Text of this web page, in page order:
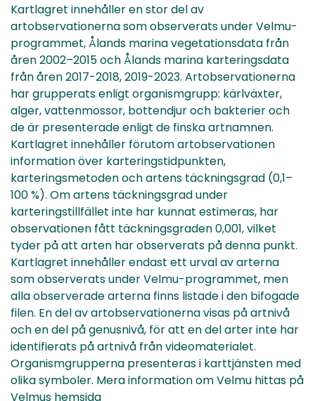
Kartlagret innehåller en stor del av
artobservationerna som observerats under Velmu-
programmet, Ålands marina vegetationsdata från
åren 2002–2015 och Ålands marina karteringsdata
från åren 2017-2018, 2019-2023. Artobservationerna
har grupperats enligt organismgrupp: kärlväxter,
alger, vattenmossor, bottendjur och bakterier och
de är presenterade enligt de finska artnamnen.
Kartlagret innehåller förutom artobservationen
information över karteringstidpunkten,
karteringsmetoden och artens täckningsgrad (0,1–
100 %). Om artens täckningsgrad under
karteringstillfället inte har kunnat estimeras, har
observationen fått täckningsgraden 0,001, vilket
tyder på att arten har observerats på denna punkt.
Kartlagret innehåller endast ett urval av arterna
som observerats under Velmu-programmet, men
alla observerade arterna finns listade i den bifogade
filen. En del av artobservationerna visas på artnivå
och en del på genusnivå, för att en del arter inte har
identifierats på artnivå från videomaterialet.
Organismgrupperna presenteras i karttjänsten med
olika symboler. Mera information om Velmu hittas på
Velmus hemsida